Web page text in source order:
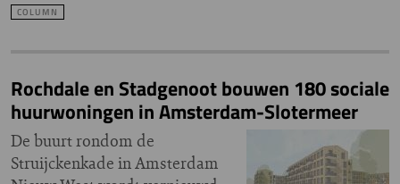
COLUMN
Rochdale en Stadgenoot bouwen 180 sociale
huurwoningen in Amsterdam-Slotermeer
De buurt rondom de
Struijckenkade in Amsterdam